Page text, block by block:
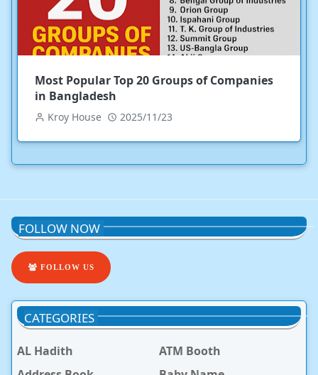
Most Popular Top 20 Groups of Companies
in Bangladesh
Kroy House 2025/11/23
FOLLOW NOW
FOLLOW US
CATEGORIES
AL Hadith
ATM Booth